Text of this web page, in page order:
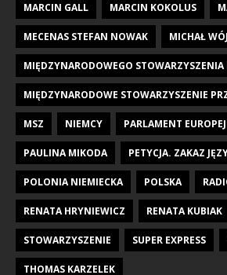
MARCIN GALL MARCIN KOKOLUS
MECENAS STEFAN NOWAK MICHAŁ
MIĘDZYNARODOWEGO
MIĘDZYNARODOWE STOWARZYSZENIE
MSZ NIEMCY PARLAMENT
PAULINA MIKODA PETYCJA. ZAKAZ
POLONIA NIEMIECKA POLSKA
RENATA HRYNIEWICZ RENATA KUBIAK
STOWARZYSZENIE SUPER EXPRESS
THOMAS KARZELEK